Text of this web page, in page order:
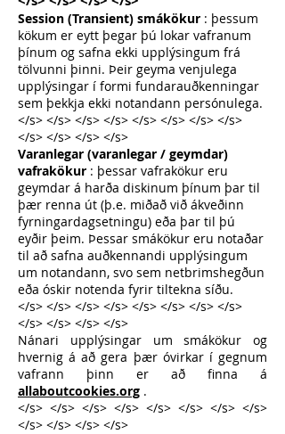
Session (Transient) smákökur : þessum
kökum er eytt þegar þú lokar vafranum
þínum og safna ekki upplýsingum frá
tölvunni þinni. Þeir geyma venjulega
upplýsingar í formi fundarauðkenningar
sem þekkja ekki notandann persónulega.
</s> </s> </s> </s> </s> </s> </s> </s>
</s> </s> </s> </s>
Varanlegar (varanlegar / geymdar)
vafrakökur : þessar vafrakökur eru
geymdar á harða diskinum þínum þar til
þær renna út (þ.e. miðað við ákveðinn
fyrningardagsetningu) eða þar til þú
eyðir þeim. Þessar smákökur eru notaðar
til að safna auðkennandi upplýsingum
um notandann, svo sem netbrimshegðun
eða óskir notenda fyrir tiltekna síðu.
</s> </s> </s> </s> </s> </s> </s> </s>
</s> </s> </s> </s>
Nánari upplýsingar um smákökur og
hvernig á að gera þær óvirkar í gegnum
vafrann þinn er að finna á
allaboutcookies.org .
</s> </s> </s> </s> </s> </s> </s> </s>
</s> </s> </s> </s>